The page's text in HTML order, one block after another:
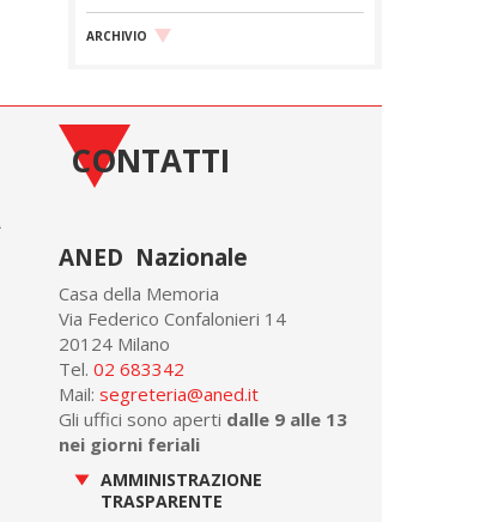
ARCHIVIO
CONTATTI
ANED Nazionale
Casa della Memoria
Via Federico Confalonieri 14
20124 Milano
Tel. 02 683342
Mail: segreteria@aned.it
Gli uffici sono aperti dalle 9 alle 13
nei giorni feriali
AMMINISTRAZIONE
TRASPARENTE